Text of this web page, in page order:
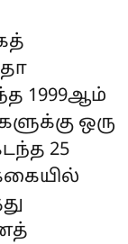
1999ஆம்
ஒரு
25